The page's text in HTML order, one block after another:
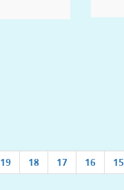
15
16
17
18
19